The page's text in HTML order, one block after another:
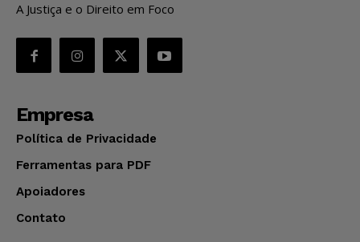
A Justiça e o Direito em Foco
Empresa
Política de Privacidade
Ferramentas para PDF
Apoiadores
Contato